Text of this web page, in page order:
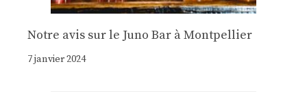
Notre avis sur le Juno Bar à Montpellier
7 janvier 2024